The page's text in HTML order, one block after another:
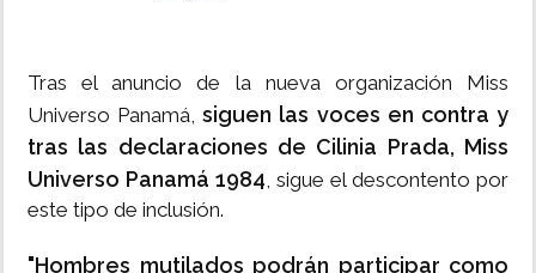
Tras el anuncio de la nueva organización Miss
Universo Panamá,siguen las voces en contra y
tras las declaraciones de Cilinia Prada, Miss
Universo Panamá 1984, sigue el descontento por
este tipo de inclusión.
"Hombres mutilados podrán participar como